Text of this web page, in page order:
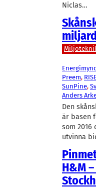
Niclas…
Preem, RISE
SunPine,
Anders
Den
är basen
som
utvinna
H&M